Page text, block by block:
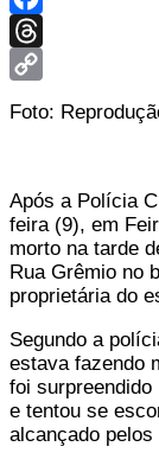
Facebook
Threads
Foto:
Após a Polícia
feira (9), em
morto na tarde
Rua Grêmio no
proprietária do
Segundo a
estava fazendo
foi
e tentou se
alcançado